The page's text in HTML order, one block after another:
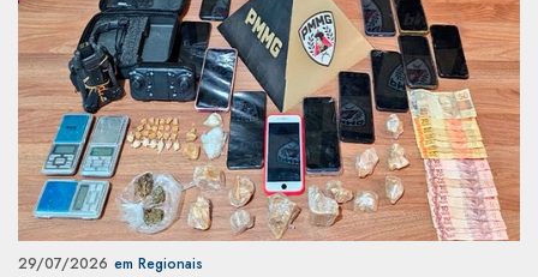
29/07/2026 em Regionais